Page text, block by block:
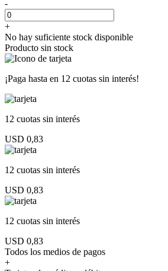
-
+
No hay suficiente stock disponible
Producto sin stock
¡Paga hasta en 12 cuotas sin interés!
12 cuotas sin interés
USD 0,83
12 cuotas sin interés
USD 0,83
12 cuotas sin interés
USD 0,83
Todos los medios de pagos
+